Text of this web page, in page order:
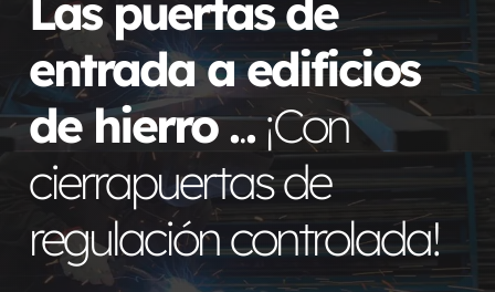
Las puertas de
entrada a edificios
de hierro ...¡Con
cierrapuertas de
regulación controlada!